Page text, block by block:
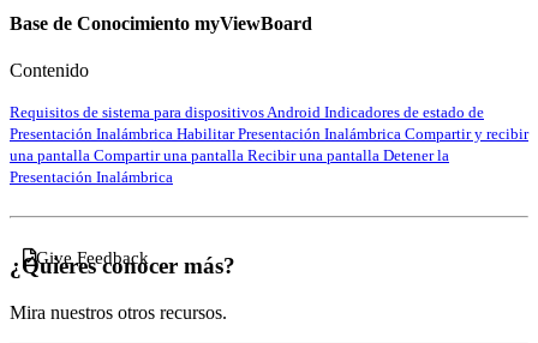
Base de Conocimiento myViewBoard
Contenido
Requisitos de sistema para dispositivos Android Indicadores de estado de
Presentación Inalámbrica Habilitar Presentación Inalámbrica Compartir y recibir
una pantalla Compartir una pantalla Recibir una pantalla Detener la
Presentación Inalámbrica
Give Feedback
¿Quieres conocer más?
Mira nuestros otros recursos.